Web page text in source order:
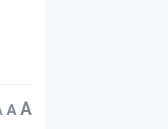
Decrease
font
size.
A Reset
font
size.
AIncrease
font